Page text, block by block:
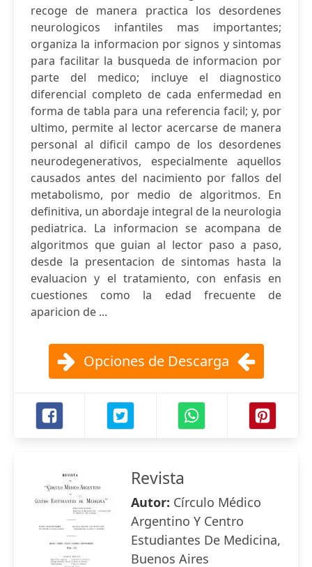
recoge de manera practica los desordenes
neurologicos infantiles mas importantes;
organiza la informacion por signos y sintomas
para facilitar la busqueda de informacion por
parte del medico; incluye el diagnostico
diferencial completo de cada enfermedad en
forma de tabla para una referencia facil; y, por
ultimo, permite al lector acercarse de manera
personal al dificil campo de los desordenes
neurodegenerativos, especialmente aquellos
causados antes del nacimiento por fallos del
metabolismo, por medio de algoritmos. En
definitiva, un abordaje integral de la neurologia
pediatrica. La informacion se acompana de
algoritmos que guian al lector paso a paso,
desde la presentacion de sintomas hasta la
evaluacion y el tratamiento, con enfasis en
cuestiones como la edad frecuente de
aparicion de ...
Opciones de Descarga
Revista
Autor: Círculo Médico
Argentino Y Centro
Estudiantes De Medicina,
Buenos Aires